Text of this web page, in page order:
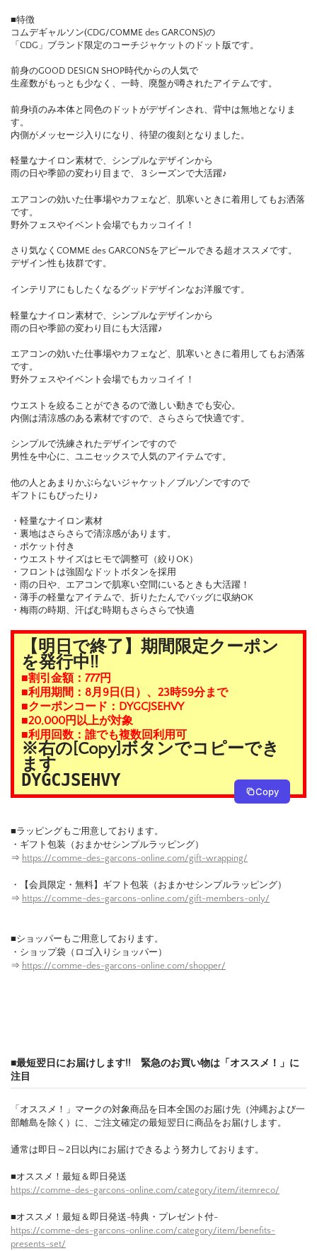
■特徴
コムデギャルソン(CDG/COMME des GARCONS)の
「CDG」ブランド限定のコーチジャケットのドット版です。
前身のGOOD DESIGN SHOP時代からの人気で
生産数がもっとも少なく、一時、廃盤が噂されたアイテムです。
前身頃のみ本体と同色のドットがデザインされ、背中は無地となりま
す。
内側がメッセージ入りになり、待望の復刻となりました。
軽量なナイロン素材で、シンプルなデザインから
雨の日や季節の変わり目まで、３シーズンで大活躍♪
エアコンの効いた仕事場やカフェなど、肌寒いときに着用してもお洒落
です。
野外フェスやイベント会場でもカッコイイ！
さり気なくCOMME des GARCONSをアピールできる超オススメです。
デザイン性も抜群です。
インテリアにもしたくなるグッドデザインなお洋服です。
軽量なナイロン素材で、シンプルなデザインから
雨の日や季節の変わり目にも大活躍♪
エアコンの効いた仕事場やカフェなど、肌寒いときに着用してもお洒落
です。
野外フェスやイベント会場でもカッコイイ！
ウエストを絞ることができるので激しい動きでも安心。
内側は清涼感のある素材ですので、さらさらで快適です。
シンプルで洗練されたデザインですので
男性を中心に、ユニセックスで人気のアイテムです。
他の人とあまりかぶらないジャケット／ブルゾンですので
ギフトにもぴったり♪
・軽量なナイロン素材
・裏地はさらさらで清涼感があります。
・ポケット付き
・ウエストサイズはヒモで調整可（絞りOK）
・フロントは強固なドットボタンを採用
・雨の日や、エアコンで肌寒い空間にいるときも大活躍！
・薄手の軽量なアイテムで、折りたたんでバッグに収納OK
・梅雨の時期、汗ばむ時期もさらさらで快適
【明日で終了】期間限定クーポン
を発行中!!
■割引金額：777円
■利用期間：8月9日(日）、23時59分まで
■クーポンコード：DYGCJSEHVY
■20,000円以上が対象
■利用回数：誰でも複数回利用可
※右の[Copy]ボタンでコピーでき
ます
DYGCJSEHVY
Copy
■ラッピングもご用意しております。
・ギフト包装（おまかせシンプルラッピング）
⇒ https://comme-des-garcons-online.com/gift-wrapping/
・【会員限定・無料】ギフト包装（おまかせシンプルラッピング）
⇒ https://comme-des-garcons-online.com/gift-members-only/
■ショッパーもご用意しております。
・ショップ袋（ロゴ入りショッパー）
⇒ https://comme-des-garcons-online.com/shopper/
■最短翌日にお届けします!! 緊急のお買い物は「オススメ！」に
注目
「オススメ！」マークの対象商品を日本全国のお届け先（沖縄および一
部離島を除く）に、ご注文確定の最短翌日に商品をお届けします。
通常は即日～2日以内にお届けできるよう努力しております。
■オススメ！最短＆即日発送
https://comme-des-garcons-online.com/category/item/itemreco/
■オススメ！最短＆即日発送-特典・プレゼント付-
https://comme-des-garcons-online.com/category/item/benefits-
presents-set/